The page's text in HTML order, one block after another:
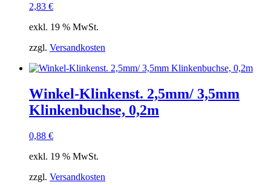
2,83 €
exkl. 19 % MwSt.
zzgl. Versandkosten
Winkel-Klinkenst. 2,5mm/ 3,5mm
Klinkenbuchse, 0,2m
0,88 €
exkl. 19 % MwSt.
zzgl. Versandkosten